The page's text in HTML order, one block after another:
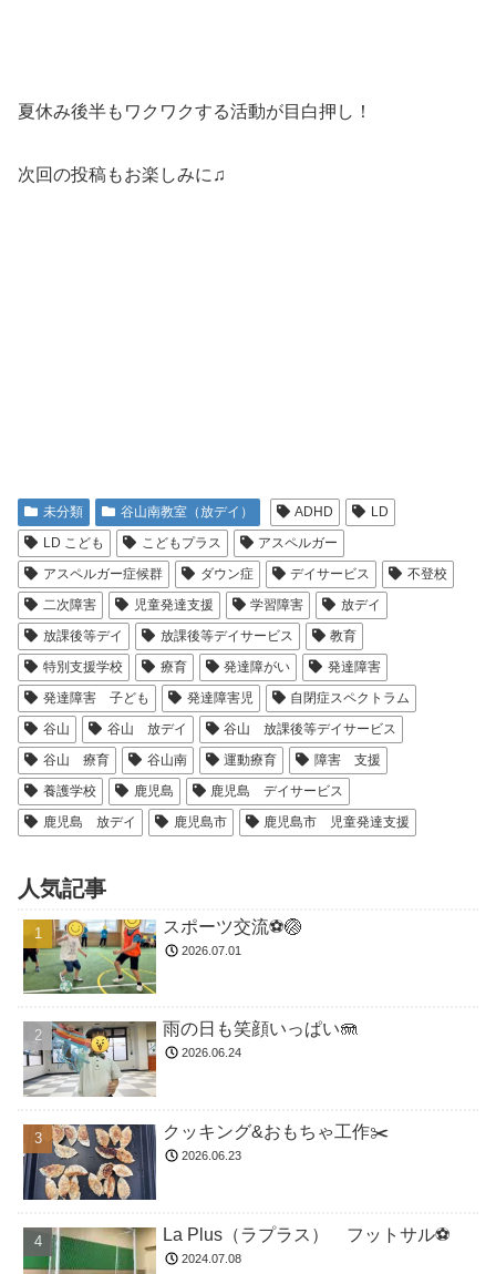
夏休み後半もワクワクする活動が目白押し！
次回の投稿もお楽しみに♫
未分類 谷山南教室（放デイ） ADHD
LD
LD こども
こどもプラス
アスペルガー
アスペルガー症候群
ダウン症 デイサービス
不登校
二次障害
児童発達支援 学習障害
放デイ
放課後等デイ
放課後等デイサービス
教育
特別支援学校
療育 発達障がい
発達障害
発達障害 子ども
発達障害児
自閉症スペクトラム
谷山
谷山 放デイ
谷山 放課後等デイサービス
谷山 療育
谷山南 運動療育
障害 支援
養護学校
鹿児島
鹿児島 デイサービス
鹿児島 放デイ
鹿児島市 鹿児島市 児童発達支援
人気記事
スポーツ交流⚽️🏐
2026.07.01
雨の日も笑顔いっぱい🪼
2026.06.24
クッキング&おもちゃ工作✂️
2026.06.23
La Plus（ラプラス） フットサル⚽️
2024.07.08